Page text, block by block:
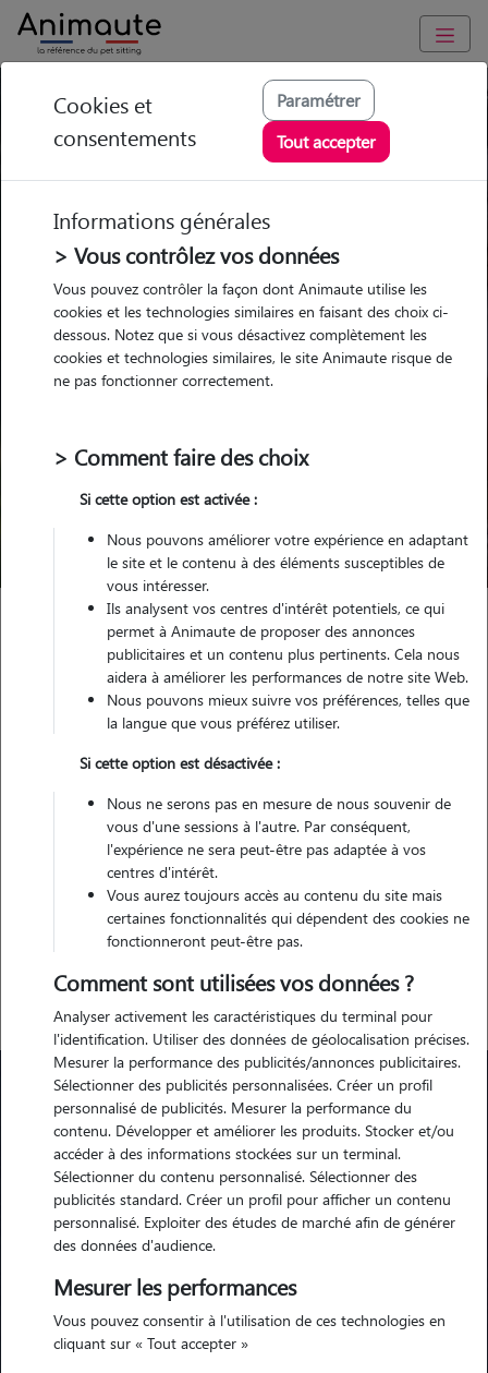
Trouvez votre gardien idéal !
Garde
chez le Pet Sitter
Garde
chez le Pet Sitter
Ville
Trouver mon Pet Sitter
Compte pet sitter qui n'existe plus
Petsitter inactif
Ce pet sitter n'existe pas/plus sur notre site. Merci de
renouveler votre recherche.
Animaute
Garde Chien
Garde Chat
Races de chiens
Cookies et
consentements
Paramétrer
Tout accepter
Informations générales
> Vous contrôlez vos données
Vous pouvez contrôler la façon dont Animaute utilise les
cookies et les technologies similaires en faisant des choix ci-
dessous. Notez que si vous désactivez complètement les
cookies et technologies similaires, le site Animaute risque de
ne pas fonctionner correctement.
> Comment faire des choix
Si cette option est activée :
Nous pouvons améliorer votre expérience en adaptant
le site et le contenu à des éléments susceptibles de
vous intéresser.
Ils analysent vos centres d'intérêt potentiels, ce qui
permet à Animaute de proposer des annonces
publicitaires et un contenu plus pertinents. Cela nous
aidera à améliorer les performances de notre site Web.
Nous pouvons mieux suivre vos préférences, telles que
la langue que vous préférez utiliser.
Si cette option est désactivée :
Nous ne serons pas en mesure de nous souvenir de
vous d'une sessions à l'autre. Par conséquent,
l'expérience ne sera peut-être pas adaptée à vos
centres d'intérêt.
Vous aurez toujours accès au contenu du site mais
certaines fonctionnalités qui dépendent des cookies ne
fonctionneront peut-être pas.
Comment sont utilisées vos données ?
Analyser activement les caractéristiques du terminal pour
l'identification. Utiliser des données de géolocalisation précises.
Mesurer la performance des publicités/annonces publicitaires.
Sélectionner des publicités personnalisées. Créer un profil
personnalisé de publicités. Mesurer la performance du
contenu. Développer et améliorer les produits. Stocker et/ou
accéder à des informations stockées sur un terminal.
Sélectionner du contenu personnalisé. Sélectionner des
publicités standard. Créer un profil pour afficher un contenu
personnalisé. Exploiter des études de marché afin de générer
des données d'audience.
Mesurer les performances
Vous pouvez consentir à l'utilisation de ces technologies en
cliquant sur « Tout accepter »